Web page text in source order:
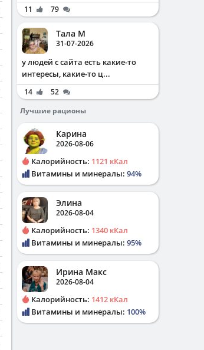
11 79
Тала М
31-07-2026
у людей с сайта есть какие-то
интересы, какие-то ц...
14
52
Лучшие рационы
Карина
2026-08-06
Калорийность: 1121 кКал
Витамины и минералы: 94%
Элина
2026-08-04
Калорийность: 1340 кКал
Витамины и минералы: 95%
Ирина Макс
2026-08-04
Калорийность: 1412 кКал
Витамины и минералы: 100%